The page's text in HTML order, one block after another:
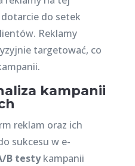
do setek
Reklamy
targetować, co
kampanii
reklam oraz ich
sukcesu w e-
B testykampanii